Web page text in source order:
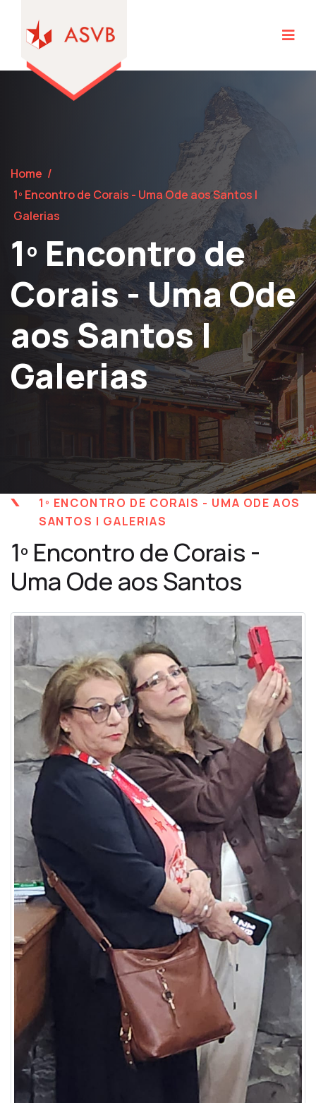
Home /
1º Encontro de Corais - Uma Ode aos Santos |
Galerias
1º Encontro de
Corais - Uma Ode
aos Santos |
Galerias
1º ENCONTRO DE CORAIS - UMA ODE AOS
SANTOS | GALERIAS
1º Encontro de Corais -
Uma Ode aos Santos